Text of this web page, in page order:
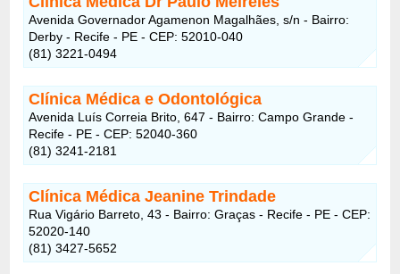
Avenida Governador Agamenon Magalhães, s/n - Bairro:
Derby - Recife - PE - CEP: 52010-040
(81) 3221-0494
Clínica Médica e Odontológica
Avenida Luís Correia Brito, 647 - Bairro: Campo Grande -
Recife - PE - CEP: 52040-360
(81) 3241-2181
Clínica Médica Jeanine Trindade
Rua Vigário Barreto, 43 - Bairro: Graças - Recife - PE - CEP:
52020-140
(81) 3427-5652